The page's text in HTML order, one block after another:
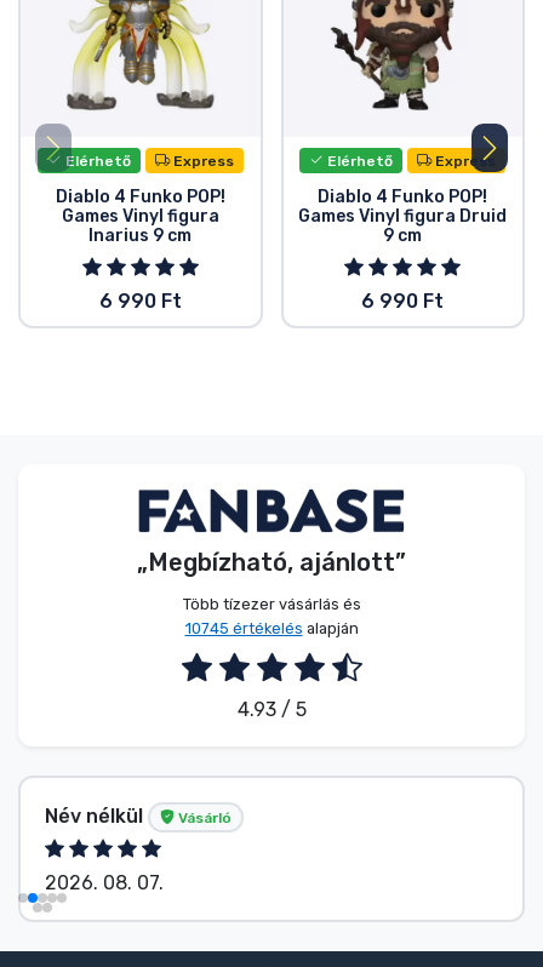
Elérhető Express
Diablo 4 Funko POP!
Games Vinyl figura
Inarius 9 cm
6 990 Ft
Elérhető Express
Diablo 4 Funko POP!
Games Vinyl figura Druid
9 cm
6 990 Ft
„Megbízható, ajánlott”
Több tízezer vásárlás és
10745 értékelés alapján
4.93 / 5
Név nélkül Vásárló
2026. 08. 07.